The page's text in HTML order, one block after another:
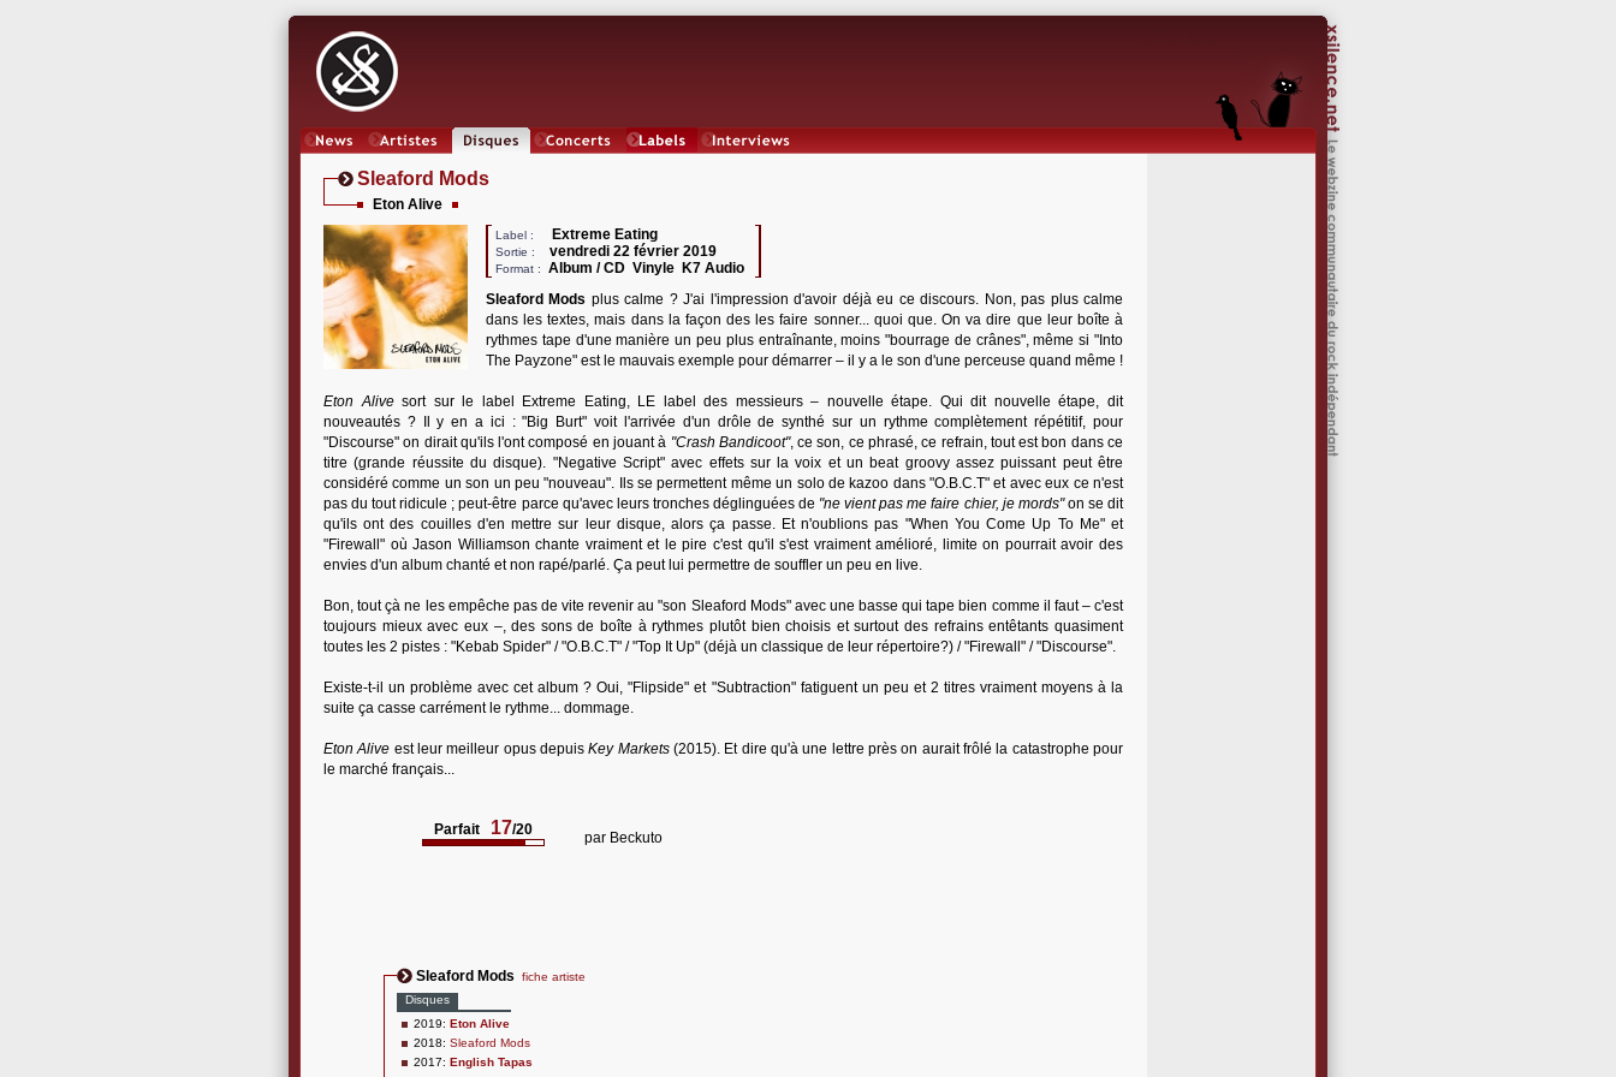
Sleaford Mods
Eton Alive
Label : Extreme Eating
Sortie : vendredi 22 février 2019
Format :
Album / CD Vinyle K7 Audio
Sleaford Mods plus calme ? J'ai l'impression d'avoir déjà eu ce discours. Non, pas plus calme
dans les textes, mais dans la façon des les faire sonner... quoi que. On va dire que leur boîte à
rythmes tape d'une manière un peu plus entraînante, moins "bourrage de crânes", même si "Into
The Payzone" est le mauvais exemple pour démarrer – il y a le son d'une perceuse quand même !
Eton Alivesort sur le label Extreme Eating, LE label des messieurs – nouvelle étape. Qui dit nouvelle étape, dit
nouveautés ? Il y en a ici : "Big Burt" voit l'arrivée d'un drôle de synthé sur un rythme complètement répétitif, pour
"Discourse" on dirait qu'ils l'ont composé en jouant à "Crash Bandicoot", ce son, ce phrasé, ce refrain, tout est bon dans ce
titre (grande réussite du disque). "Negative Script" avec effets sur la voix et un beat groovy assez puissant peut être
considéré comme un son un peu "nouveau". Ils se permettent même un solo de kazoo dans "O.B.C.T" et avec eux ce n'est
pas du tout ridicule ; peut-être parce qu'avec leurs tronches déglinguées de "ne vient pas me faire chier, je mords"on se dit
qu'ils ont des couilles d'en mettre sur leur disque, alors ça passe. Et n'oublions pas "When You Come Up To Me" et
"Firewall" où Jason Williamson chante vraiment et le pire c'est qu'il s'est vraiment amélioré, limite on pourrait avoir des
envies d'un album chanté et non rapé/parlé. Ça peut lui permettre de souffler un peu en live.
Bon, tout çà ne les empêche pas de vite revenir au "son Sleaford Mods" avec une basse qui tape bien comme il faut – c'est
toujours mieux avec eux –, des sons de boîte à rythmes plutôt bien choisis et surtout des refrains entêtants quasiment
toutes les 2 pistes : "Kebab Spider" / "O.B.C.T" / "Top It Up" (déjà un classique de leur répertoire?) / "Firewall" / "Discourse".
Existe-t-il un problème avec cet album ? Oui, "Flipside" et "Subtraction" fatiguent un peu et 2 titres vraiment moyens à la
suite ça casse carrément le rythme... dommage.
Eton Alive est leur meilleur opus depuisKey Markets(2015). Et dire qu'à une lettre près on aurait frôlé la catastrophe pour
le marché français...
Parfait 17/20 par Beckuto
Sleaford Mods
fiche artiste
Disques
2019: Eton Alive
2018: Sleaford Mods
2017: English Tapas